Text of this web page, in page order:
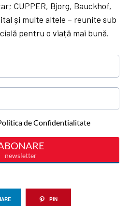
CUPPER, Bjorg, Bauckhof,
și multe altele – reunite sub
pentru o viață mai bună.
PIN